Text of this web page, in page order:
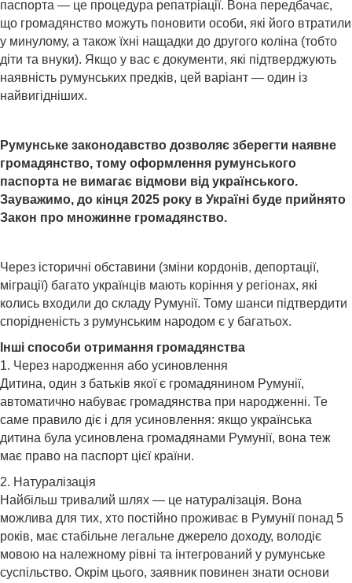
паспорта — це процедура репатріації. Вона передбачає,
що громадянство можуть поновити особи, які його втратили
у минулому, а також їхні нащадки до другого коліна (тобто
діти та внуки). Якщо у вас є документи, які підтверджують
наявність румунських предків, цей варіант — один із
найвигідніших.
Румунське законодавство дозволяє зберегти наявне
громадянство, тому оформлення румунського
паспорта не вимагає відмови від українського.
Зауважимо, до кінця 2025 року в Україні буде прийнято
Закон про множинне громадянство.
Через історичні обставини (зміни кордонів, депортації,
міграції) багато українців мають коріння у регіонах, які
колись входили до складу Румунії. Тому шанси підтвердити
спорідненість з румунським народом є у багатьох.
Інші способи отримання громадянства
1. Через народження або усиновлення
Дитина, один з батьків якої є громадянином Румунії,
автоматично набуває громадянства при народженні. Те
саме правило діє і для усиновлення: якщо українська
дитина була усиновлена громадянами Румунії, вона теж
має право на паспорт цієї країни.
2. Натуралізація
Найбільш тривалий шлях — це натуралізація. Вона
можлива для тих, хто постійно проживає в Румунії понад 5
років, має стабільне легальне джерело доходу, володіє
мовою на належному рівні та інтегрований у румунське
суспільство. Окрім цього, заявник повинен знати основи